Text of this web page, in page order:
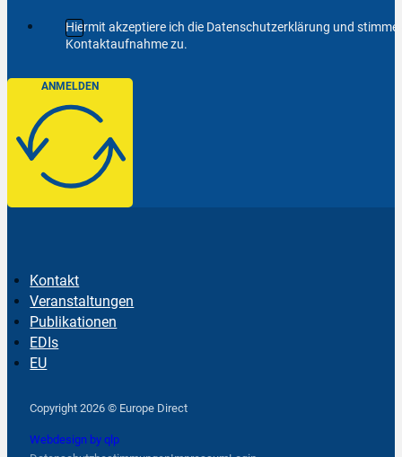
Hiermit akzeptiere ich die Datenschutzerklärung und
Kontaktaufnahme zu.
ANMELDEN
Kontakt
Veranstaltungen
Publikationen
EDIs
EU
Copyright 2026 © Europe Direct
Webdesign by qlp